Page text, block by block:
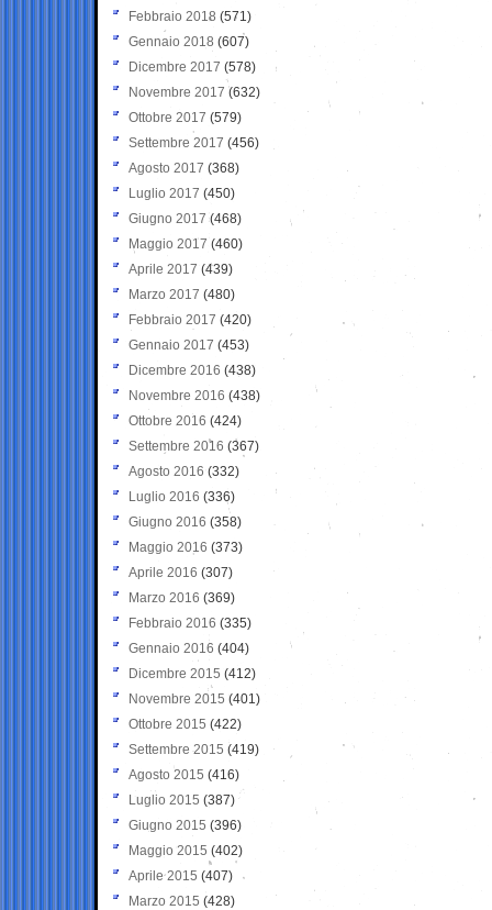
Febbraio 2018 (571)
Gennaio 2018 (607)
Dicembre 2017 (578)
Novembre 2017 (632)
Ottobre 2017 (579)
Settembre 2017 (456)
Agosto 2017 (368)
Luglio 2017 (450)
Giugno 2017 (468)
Maggio 2017 (460)
Aprile 2017 (439)
Marzo 2017 (480)
Febbraio 2017 (420)
Gennaio 2017 (453)
Dicembre 2016 (438)
Novembre 2016 (438)
Ottobre 2016 (424)
Settembre 2016 (367)
Agosto 2016 (332)
Luglio 2016 (336)
Giugno 2016 (358)
Maggio 2016 (373)
Aprile 2016 (307)
Marzo 2016 (369)
Febbraio 2016 (335)
Gennaio 2016 (404)
Dicembre 2015 (412)
Novembre 2015 (401)
Ottobre 2015 (422)
Settembre 2015 (419)
Agosto 2015 (416)
Luglio 2015 (387)
Giugno 2015 (396)
Maggio 2015 (402)
Aprile 2015 (407)
Marzo 2015 (428)